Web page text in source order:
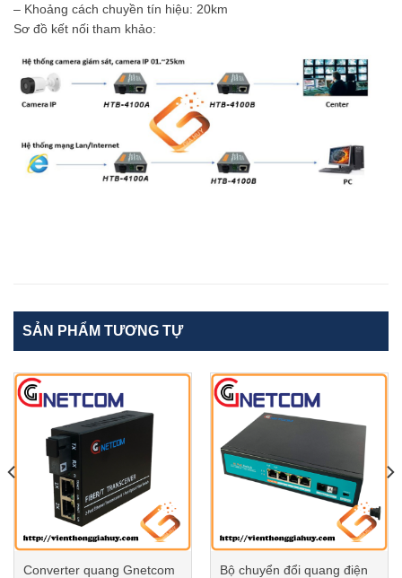
– Khoảng cách chuyền tín hiệu: 20km
Sơ đồ kết nối tham khảo:
SẢN PHẨM TƯƠNG TỰ
Converter quang Gnetcom
Bộ chuyển đổi quang điện